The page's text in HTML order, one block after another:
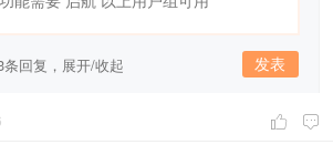
回复， 展开/收起 发表
 